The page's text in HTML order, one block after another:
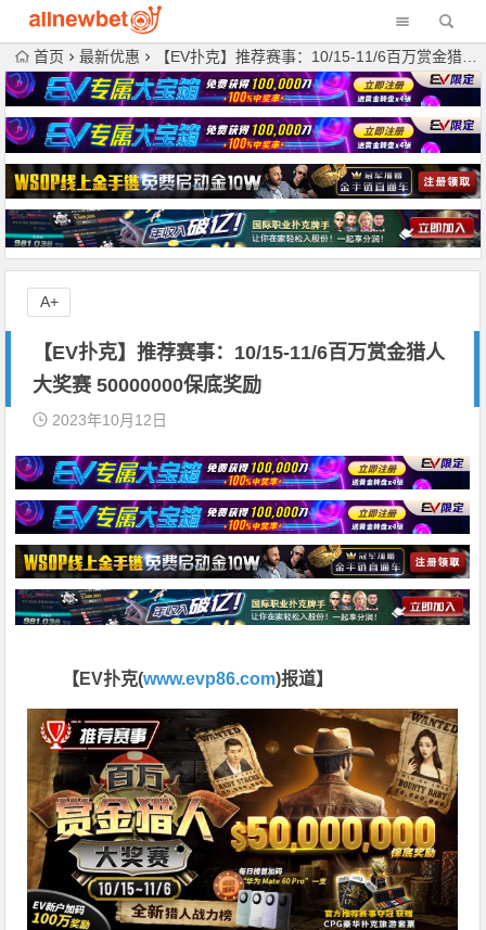
首页 最新优惠 【EV扑克】推荐赛事：10/15-11/6百万赏金猎人大奖赛 50000000保底奖励
【EV扑克】推荐赛事：10/15-11/6百万赏金猎人
大奖赛 50000000保底奖励
2023年10月12日
【EV扑克(www.evp86.com)报道】
A+